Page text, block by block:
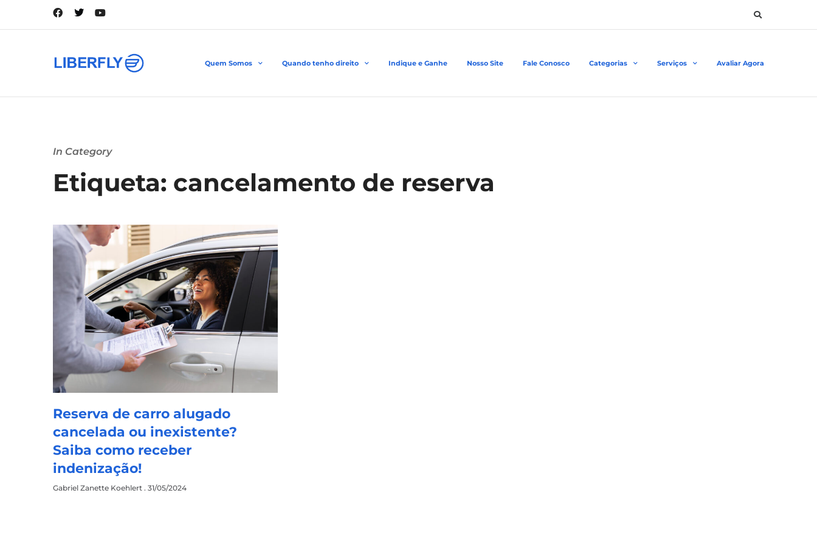
Quem Somos Quando tenho direito Indique e Ganhe Nosso Site Fale Conosco Categorias Serviços Avaliar Agora
In Category
Etiqueta: cancelamento de reserva
Reserva de carro alugado
cancelada ou inexistente?
Saiba como receber
indenização!
Gabriel Zanette Koehlert 31/05/2024